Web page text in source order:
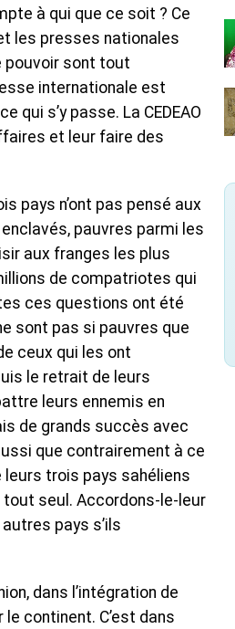
à qui que ce soit ? Ce
les presses nationales
pouvoir sont tout
internationale est
qui s’y passe. La CEDEAO
et leur faire des
pays n’ont pas pensé aux
pauvres parmi les
aux franges les plus
de compatriotes qui
ces questions ont été
sont pas si pauvres que
ceux qui les ont
le retrait de leurs
leurs ennemis en
de grands succès avec
que contrairement à ce
leurs trois pays sahéliens
seul. Accordons-le-leur
pays s’ils
dans l’intégration de
continent. C’est dans